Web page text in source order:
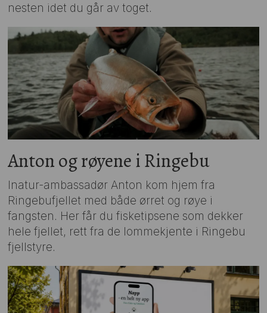
nesten idet du går av toget.
Anton og røyene i Ringebu
Inatur-ambassadør Anton kom hjem fra
Ringebufjellet med både ørret og røye i
fangsten. Her får du fisketipsene som dekker
hele fjellet, rett fra de lommekjente i Ringebu
fjellstyre.